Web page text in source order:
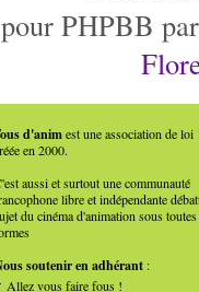
pour PHPBB
d'animest une association de loi
en 2000.
aussi et surtout une communauté
libre et indépendante
du cinéma d'animation sous toutes
soutenir en adhérant :
Allez vous faire fous !